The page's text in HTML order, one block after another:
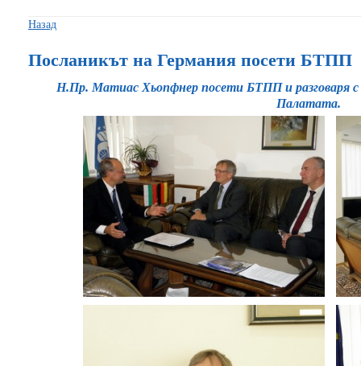
Назад
Посланикът на Германия посети БТПП
Н.Пр. Матиас Хьопфнер посети БТПП и разговаря
Палатата.